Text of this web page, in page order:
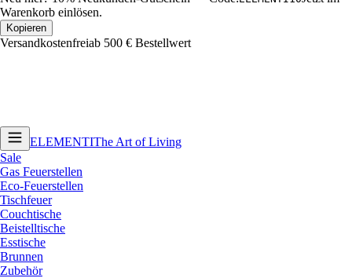
Warenkorb einlösen.
Kopieren
Versandkostenfreiab 500 € Bestellwert
ELEMENTIThe Art of Living
Sale
Gas Feuerstellen
Eco-Feuerstellen
Tischfeuer
Couchtische
Beistelltische
Esstische
Brunnen
Zubehör